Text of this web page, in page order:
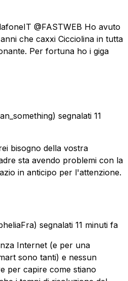
@FASTWEB Ho avuto
che caxxi Cicciolina in tutta
Per fortuna ho i giga
segnalati 11
bisogno della vostra
sta avendo problemi con la
in anticipo per l'attenzione.
segnalati 11 minuti fa
Internet (e per una
sono tanti) e nessun
per capire come stiano